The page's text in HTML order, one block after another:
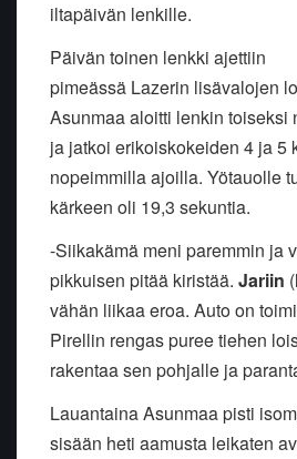
iltapäivän lenkille.
Päivän toinen lenkki ajettiin
pimeässä Lazerin lisävalojen
Asunmaa aloitti lenkin toiseksi
ja jatkoi erikoiskokeiden 4 ja 5
nopeimmilla ajoilla. Yötauolle
kärkeen oli 19,3 sekuntia.
-Siikakämä meni paremmin ja
pikkuisen pitää kiristää. Jariin (
vähän liikaa eroa. Auto on
Pirellin rengas puree tiehen
rakentaa sen pohjalle ja
Lauantaina Asunmaa pisti
sisään heti aamusta leikaten